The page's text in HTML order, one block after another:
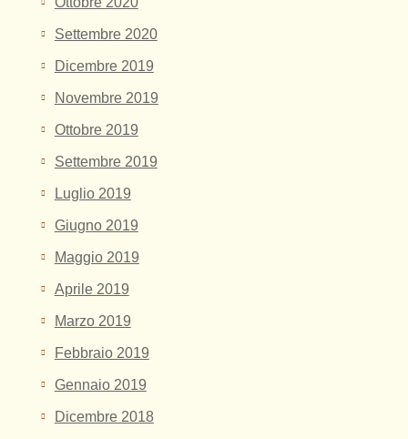
Settembre 2020
Dicembre 2019
Novembre 2019
Ottobre 2019
Settembre 2019
Luglio 2019
Giugno 2019
Maggio 2019
Aprile 2019
Marzo 2019
Febbraio 2019
Gennaio 2019
Dicembre 2018